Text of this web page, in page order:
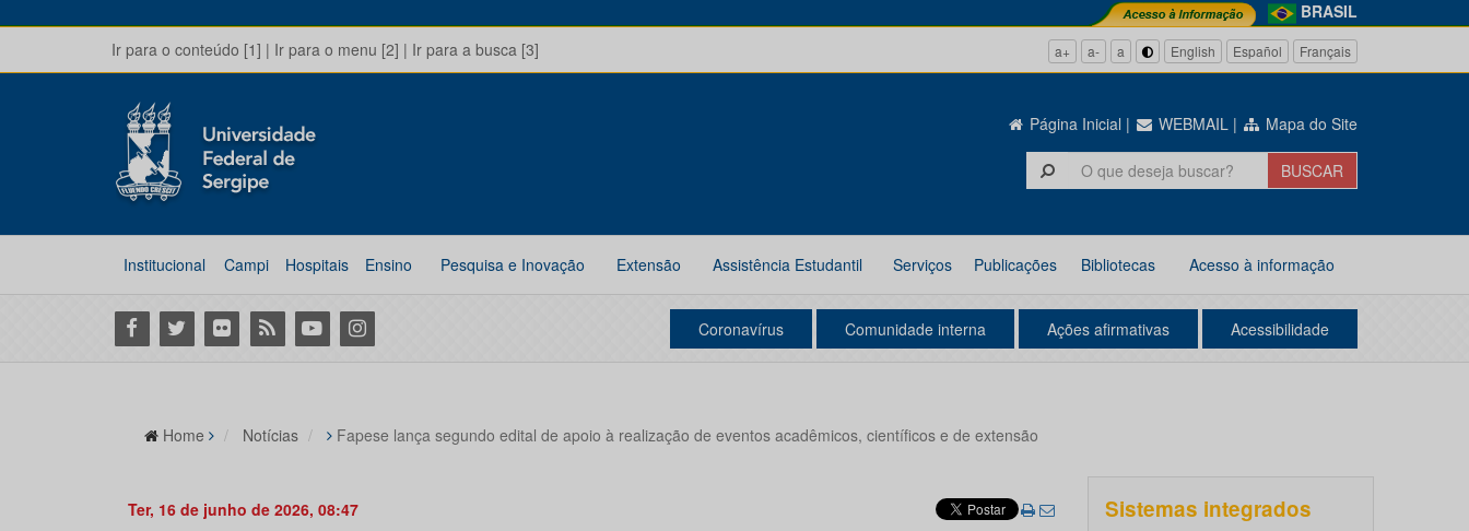
BRASIL
Ir para o conteúdo [1] | Ir para o menu [2] | Ir para a busca [3] a+ a- a English Español Français
Página Inicial | WEBMAIL | Mapa do Site
Institucional Campi Hospitais Ensino Pesquisa e Inovação Extensão Assistência Estudantil Serviços Publicações Bibliotecas Acesso à informação
Facebook
Twitter Flickr RSS YoutubeInstagram Coronavírus Comunidade interna Ações afirmativas Acessibilidade
Home Notícias Fapese lança segundo edital de apoio à realização de eventos acadêmicos, científicos e de extensão
Ter, 16 de junho de 2026, 08:47
Sistemas integrados